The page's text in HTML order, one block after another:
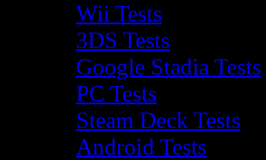
Wii Tests
3DS Tests
Google Stadia Tests
PC Tests
Steam Deck Tests
Android Tests